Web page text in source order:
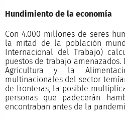
Hundimiento de la economía
Con 4.000 millones de seres
la mitad de la población
Internacional del Trabajo)
puestos de trabajo amenazados.
Agricultura y la
multinacionales del sector
de fronteras, la posible
personas que padecerán
encontraban antes de la